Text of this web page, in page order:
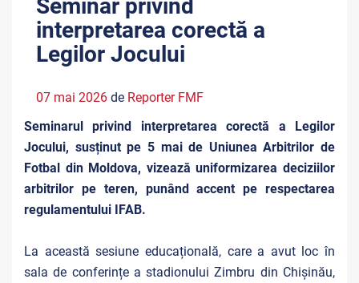
Seminar privind
interpretarea corectă a
Legilor Jocului
07 mai 2026 de Reporter FMF
Seminarul privind interpretarea corectă a Legilor
Jocului, susținut pe 5 mai de Uniunea Arbitrilor de
Fotbal din Moldova, vizează uniformizarea deciziilor
arbitrilor pe teren, punând accent pe respectarea
regulamentului IFAB.
La această sesiune educațională, care a avut loc în
sala de conferințe a stadionului Zimbru din Chișinău,